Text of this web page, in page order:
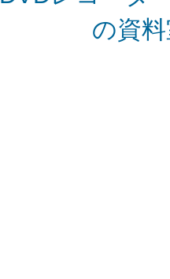
の資